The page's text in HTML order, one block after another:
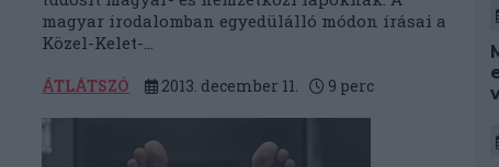
magyar irodalomban egyedülálló módon írásai a
Közel-Kelet-...
ÁTLÁTSZÓ 2013. december 11. 9 perc